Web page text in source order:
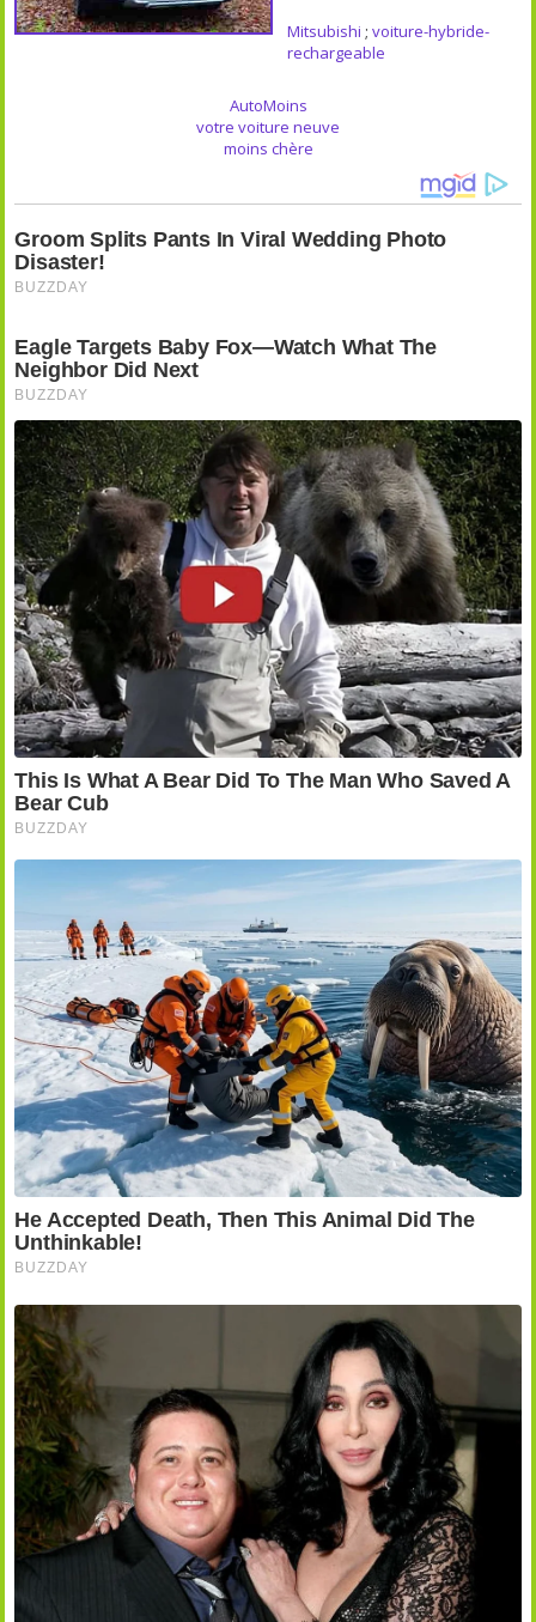
Mitsubishi ; voiture-hybride-
rechargeable
AutoMoins
votre voiture neuve
moins chère